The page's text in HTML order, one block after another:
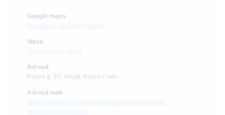
Google maps
Vizualizați pe Google Maps
Waze
Vizualizați pe Waze
Adresă
Kauno g. 37, Vilkija, Kauno r. sav.
Adresă web
https://www.krs.lt/savivaldybe/seniunijos/vilkijos-
apylinkiu/aprasymas/